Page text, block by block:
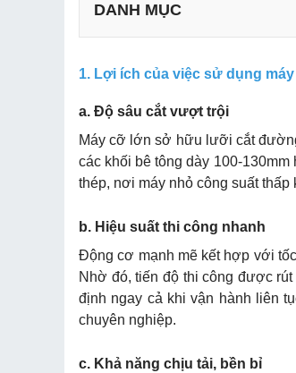
DANH MỤC
b. Hiệu suất thi công nhanh
c. Khả năng chịu tải, bền bỉ
e. Đa dạng ứng dụng
a. Máy cắt bê tông Q-350
b. Máy cắt bê tông cầm tay
d. Máy cắt bê tông STIHL
e. Máy cắt be tông chạy xăng
1. Lợi ích của việc sử dụng
a. Độ sâu cắt vượt trội
Máy cỡ lớn sở hữu lưỡi cắt
các khối bê tông dày 100-
thép, nơi máy nhỏ công suất thấp
b. Hiệu suất thi công nhanh
Động cơ mạnh mẽ kết hợp với
Nhờ đó, tiến độ thi công được
định ngay cả khi vận hành liên
chuyên nghiệp.
c. Khả năng chịu tải, bền bỉ